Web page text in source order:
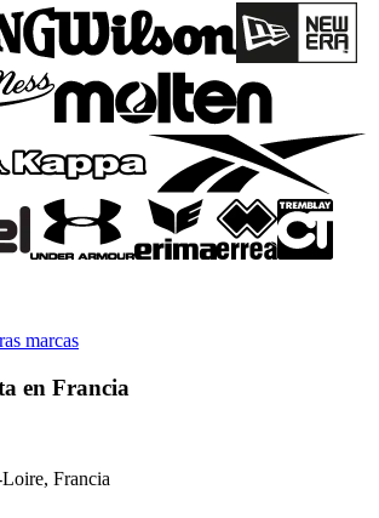
marcas
en Francia
Francia